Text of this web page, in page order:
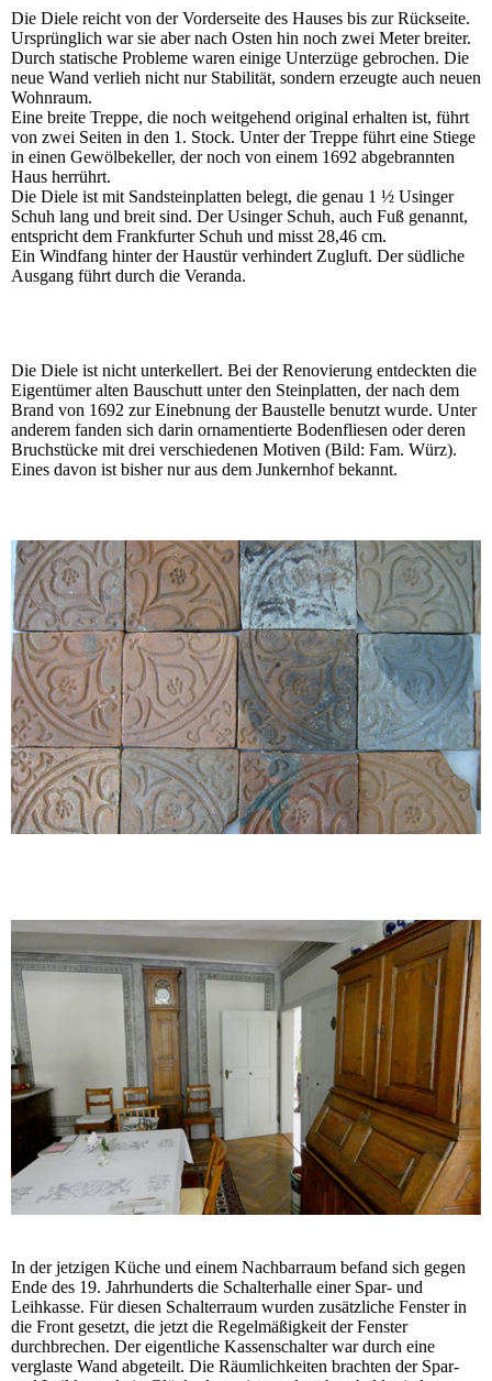
Die Diele reicht von der Vorderseite des Hauses bis zur Rückseite.
Ursprünglich war sie aber nach Osten hin noch zwei Meter breiter.
Durch statische Probleme waren einige Unterzüge gebrochen. Die
neue Wand verlieh nicht nur Stabilität, sondern erzeugte auch neuen
Wohnraum.
Eine breite Treppe, die noch weitgehend original erhalten ist, führt
von zwei Seiten in den 1. Stock. Unter der Treppe führt eine Stiege
in einen Gewölbekeller, der noch von einem 1692 abgebrannten
Haus herrührt.
Die Diele ist mit Sandsteinplatten belegt, die genau 1 ½ Usinger
Schuh lang und breit sind. Der Usinger Schuh, auch Fuß genannt,
entspricht dem Frankfurter Schuh und misst 28,46 cm.
Ein Windfang hinter der Haustür verhindert Zugluft. Der südliche
Ausgang führt durch die Veranda.
Die Diele ist nicht unterkellert. Bei der Renovierung entdeckten die
Eigentümer alten Bauschutt unter den Steinplatten, der nach dem
Brand von 1692 zur Einebnung der Baustelle benutzt wurde. Unter
anderem fanden sich darin ornamentierte Bodenfliesen oder deren
Bruchstücke mit drei verschiedenen Motiven (Bild: Fam. Würz).
Eines davon ist bisher nur aus dem Junkernhof bekannt.
In der jetzigen Küche und einem Nachbarraum befand sich gegen
Ende des 19. Jahrhunderts die Schalterhalle einer Spar- und
Leihkasse. Für diesen Schalterraum wurden zusätzliche Fenster in
die Front gesetzt, die jetzt die Regelmäßigkeit der Fenster
durchbrechen. Der eigentliche Kassenschalter war durch eine
verglaste Wand abgeteilt. Die Räumlichkeiten brachten der Spar-